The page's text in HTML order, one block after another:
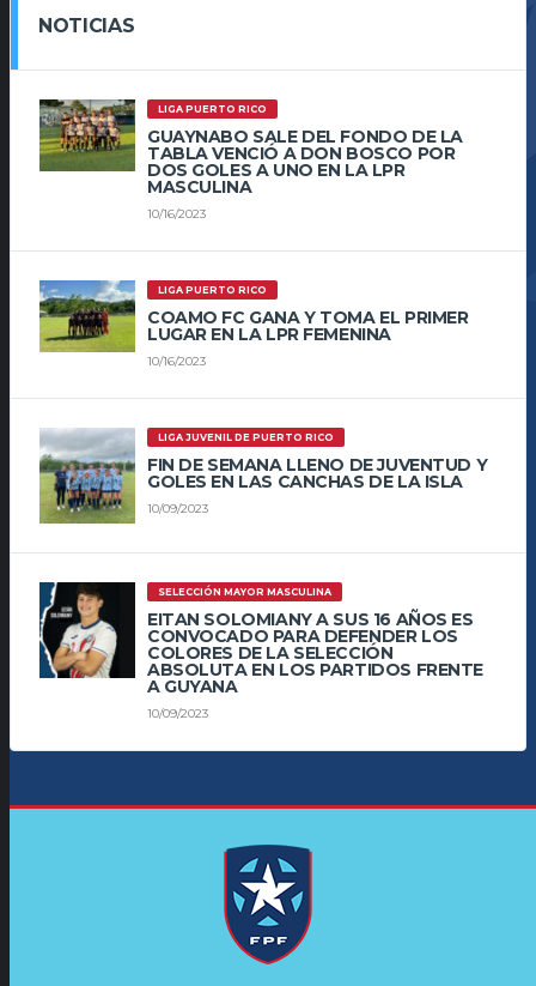
NOTICIAS
LIGA PUERTO RICO
GUAYNABO SALE DEL FONDO DE LA
TABLA VENCIÓ A DON BOSCO POR
DOS GOLES A UNO EN LA LPR
MASCULINA
10/16/2023
LIGA PUERTO RICO
COAMO FC GANA Y TOMA EL PRIMER
LUGAR EN LA LPR FEMENINA
10/16/2023
LIGA JUVENIL DE PUERTO RICO
FIN DE SEMANA LLENO DE JUVENTUD Y
GOLES EN LAS CANCHAS DE LA ISLA
10/09/2023
SELECCIÓN MAYOR MASCULINA
EITAN SOLOMIANY A SUS 16 AÑOS ES
CONVOCADO PARA DEFENDER LOS
COLORES DE LA SELECCIÓN
ABSOLUTA EN LOS PARTIDOS FRENTE
A GUYANA
10/09/2023